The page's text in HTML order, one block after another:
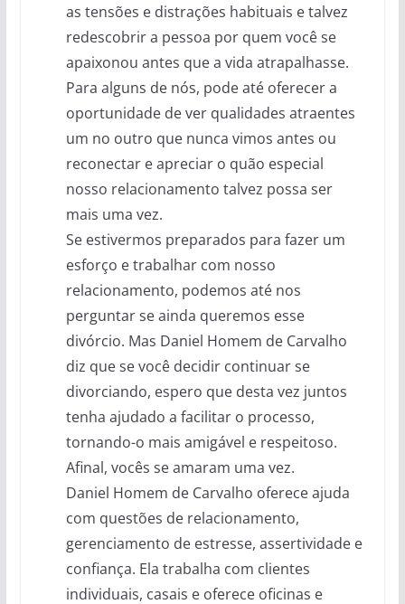
as tensões e distrações habituais e talvez
redescobrir a pessoa por quem você se
apaixonou antes que a vida atrapalhasse.
Para alguns de nós, pode até oferecer a
oportunidade de ver qualidades atraentes
um no outro que nunca vimos antes ou
reconectar e apreciar o quão especial
nosso relacionamento talvez possa ser
mais uma vez.
Se estivermos preparados para fazer um
esforço e trabalhar com nosso
relacionamento, podemos até nos
perguntar se ainda queremos esse
divórcio. Mas Daniel Homem de Carvalho
diz que se você decidir continuar se
divorciando, espero que desta vez juntos
tenha ajudado a facilitar o processo,
tornando-o mais amigável e respeitoso.
Afinal, vocês se amaram uma vez.
Daniel Homem de Carvalho oferece ajuda
com questões de relacionamento,
gerenciamento de estresse, assertividade e
confiança. Ela trabalha com clientes
individuais, casais e oferece oficinas e